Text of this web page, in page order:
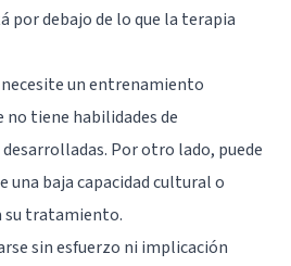
por debajo de lo que la terapia
necesite un entrenamiento
no tiene habilidades de
desarrolladas. Por otro lado, puede
una baja capacidad cultural o
su tratamiento.
sin esfuerzo ni implicación